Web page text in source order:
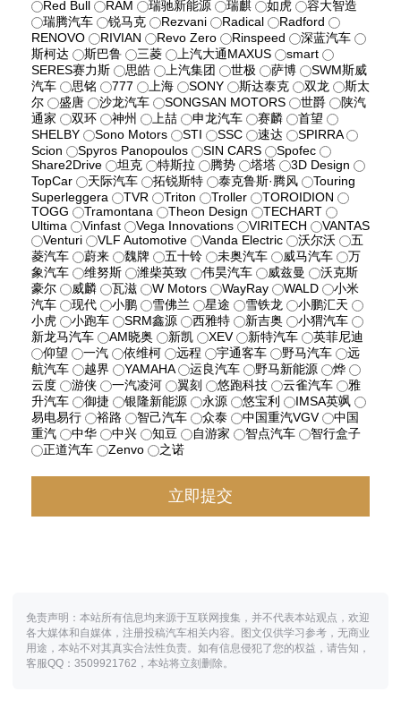
Red Bull
RAM 瑞驰新能源 瑞麒 如虎
容大智造
瑞腾汽车
锐马克 Rezvani Radical
Radford
RENOVO
RIVIAN Revo Zero Rinspeed
深蓝汽车
斯柯达
斯巴鲁 三菱 上汽大通MAXUS
smart
SERES赛力斯
思皓 上汽集团 世极 萨博
SWM斯威
汽车
思铭 777 上海 SONY 斯达泰克 双龙
斯太
尔
盛唐 沙龙汽车 SONGSAN MOTORS 世爵
陕汽
通家
双环 神州 上喆 申龙汽车 赛麟
首望
SHELBY
Sono Motors STI SSC 速达
SPIRRA
Scion
Spyros Panopoulos SIN CARS
Spofec
Share2Drive
坦克 特斯拉 腾势 塔塔
3D Design
TopCar
天际汽车 拓锐斯特 泰克鲁斯·腾风
Touring
Superleggera
TVR Triton Troller
TOROIDION
TOGG
Tramontana Theon Design
TECHART
Ultima
Vinfast Vega Innovations VIRITECH
VANTAS
Venturi
VLF Automotive Vanda Electric 沃尔沃
五
菱汽车
蔚来 魏牌 五十铃 未奥汽车 威马汽车
万
象汽车
维努斯 潍柴英致 伟昊汽车 威兹曼
沃克斯
豪尔
威麟 瓦滋 W Motors WayRay WALD
小米
汽车
现代 小鹏 雪佛兰 星途 雪铁龙
小鹏汇天
小虎
小跑车 SRM鑫源 西雅特 新吉奥
小猬汽车
新龙马汽车
AM晓奥 新凯 XEV 新特汽车
英菲尼迪
仰望
一汽 依维柯 远程 宇通客车 野马汽车
远
航汽车
越界 YAMAHA 运良汽车 野马新能源
烨
云度
游侠 一汽凌河 翼刻 悠跑科技 云雀汽车
雅
升汽车
御捷 银隆新能源 永源 悠宝利
IMSA英飒
易电易行
裕路 智己汽车 众泰 中国重汽VGV
中国
重汽
中华 中兴 知豆 自游家 智点汽车
智行盒子
正道汽车
Zenvo 之诺
免责声明：本站所有信息均来源于互联网搜集，并不代表本站观点，欢迎
各大媒体和自媒体，注册投稿汽车相关内容。图文仅供学习参考，无商业
用途，本站不对其真实合法性负责。如有信息侵犯了您的权益，请告知，
客服QQ：3509921762，本站将立刻删除。